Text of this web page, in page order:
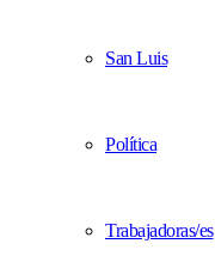
San Luis
Política
Trabajadoras/es